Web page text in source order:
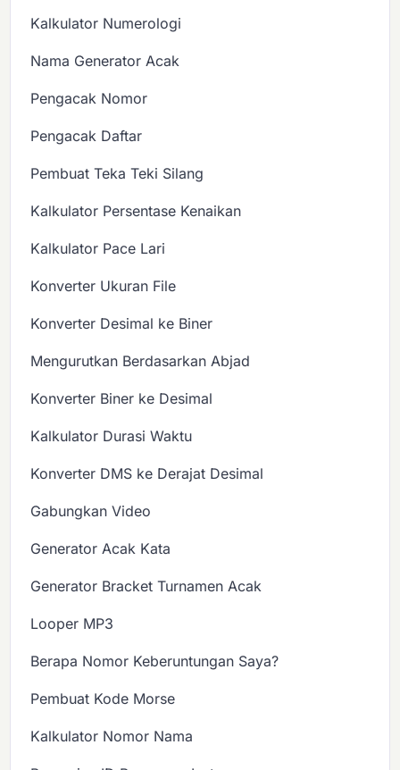
Kalkulator Numerologi
Nama Generator Acak
Pengacak Nomor
Pengacak Daftar
Pembuat Teka Teki Silang
Kalkulator Persentase Kenaikan
Kalkulator Pace Lari
Konverter Ukuran File
Konverter Desimal ke Biner
Mengurutkan Berdasarkan Abjad
Konverter Biner ke Desimal
Kalkulator Durasi Waktu
Konverter DMS ke Derajat Desimal
Gabungkan Video
Generator Acak Kata
Generator Bracket Turnamen Acak
Looper MP3
Berapa Nomor Keberuntungan Saya?
Pembuat Kode Morse
Kalkulator Nomor Nama